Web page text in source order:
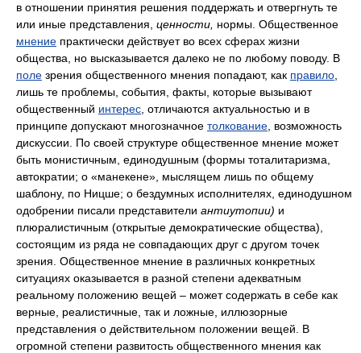
в отношении принятия решения поддержать и отвергнуть те
или иные представления, ценности, нормы. Общественное
мнение практически действует во всех сферах жизни
общества, но высказывается далеко не по любому поводу. В
поле зрения общественного мнения попадают, как правило
лишь те проблемы, события, факты, которые вызывают
общественный интерес , отличаются актуальностью и в
принципе допускают многозначное толкование , возможность
дискуссии. По своей структуре общественное мнение может
быть монистичным, единодушным (формы тоталитаризма,
автократии; о «манекене», мыслящем лишь по общему
шаблону, по Ницше; о бездумных исполнителях, единодушном
одобрении писали представители антиутопии) и
плюралистичным (открытые демократические общества),
состоящим из ряда не совпадающих друг с другом точек
зрения. Общественное мнение в различных конкретных
ситуациях оказывается в разной степени адекватным
реальному положению вещей – может содержать в себе как
верные, реалистичные, так и ложные, иллюзорные
представления о действительном положении вещей. В
огромной степени развитость общественного мнения как